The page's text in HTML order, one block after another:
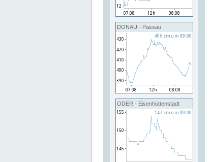
DONAU - Passau
ODER - Eisenhüttenstadt